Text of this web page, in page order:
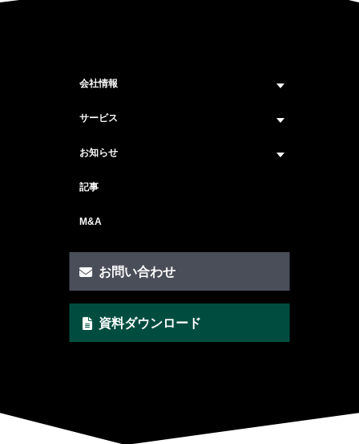
会社情報
企業情報トップ
サービス
サービス紹介 トップ
セキュリティ顧問サービス
脆弱性診断サービス
AI Securityサービス
お知らせ
ニュース トップ
記事
M&A
お問い合わせ
資料ダウンロード